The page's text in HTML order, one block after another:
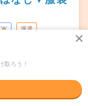
派遣
勤務する曜日：月
業少なめ！）
取ろう！